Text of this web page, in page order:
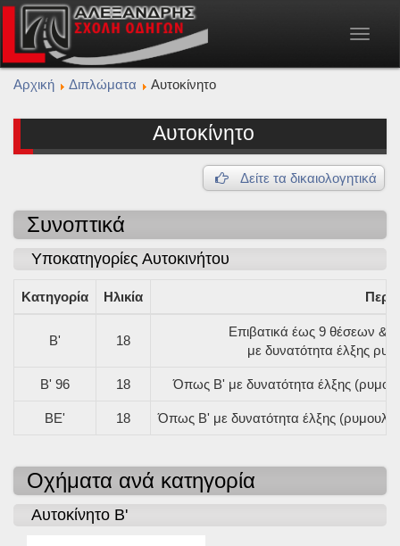
Toggle
Αρχική Διπλώματα Αυτοκίνητο
Αυτοκίνητο
Δείτε τα δικαιολογητικά
Συνοπτικά
Υποκατηγορίες Αυτοκινήτου
Κατηγορία Ηλικία
B' 18
Επιβατικά έως 9 θέσεων &
με δυνατότητα έλξης
B' 96 18 Όπως B' με δυνατότητα έλξης
BE' 18 Όπως B' με δυνατότητα έλξης
Οχήματα ανά κατηγορία
Αυτοκίνητο B'